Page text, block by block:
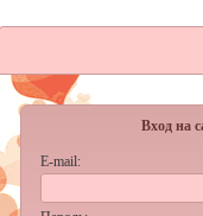
Вход на
E-mail: